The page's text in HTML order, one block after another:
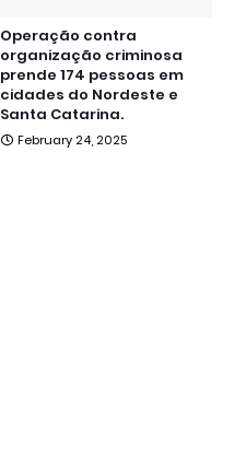
Operação contra
organização criminosa
prende 174 pessoas em
cidades do Nordeste e
Santa Catarina.
February 24, 2025